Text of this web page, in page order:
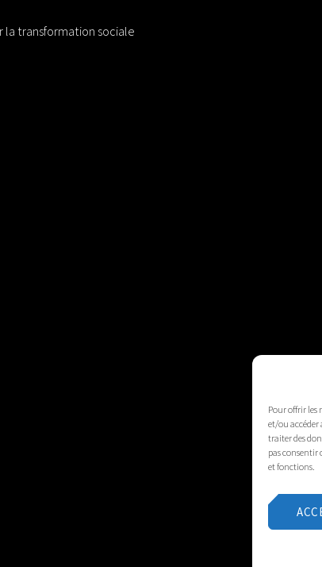
Pour offrir les
et/ou accéder
traiter des
pas consentir
et fonctions.
la transformation sociale